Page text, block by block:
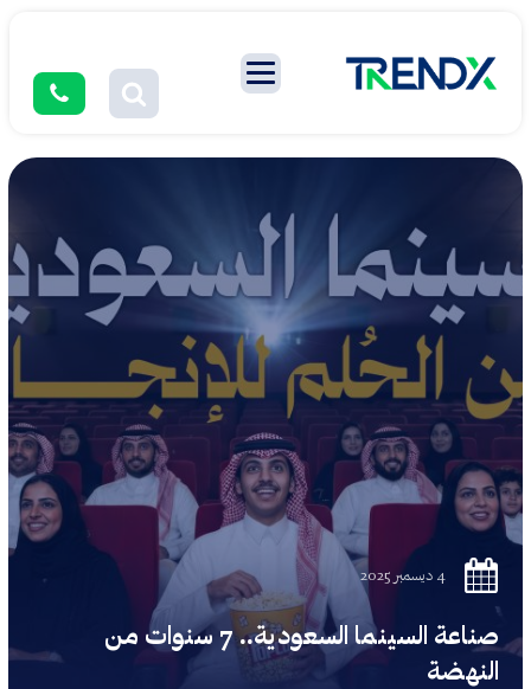
4 ديسمبر 2025
صناعة السينما السعودية.. 7 سنوات من
النهضة